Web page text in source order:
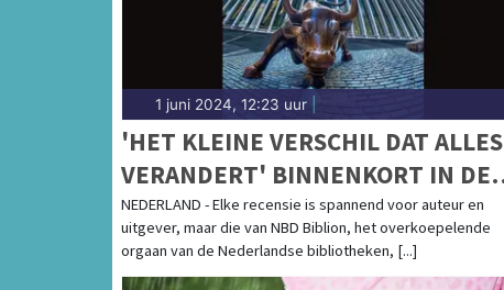
1 juni 2024, 12:23 uur
'HET KLEINE VERSCHIL DAT ALLES
VERANDERT' BINNENKORT IN DE
BIBLIOTHEKEN
NEDERLAND - Elke recensie is spannend voor auteur en
uitgever, maar die van NBD Biblion, het overkoepelende
orgaan van de Nederlandse bibliotheken, [...]